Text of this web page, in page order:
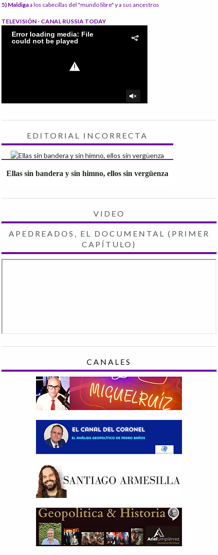
5) Maldigaa los cabecillas del "mundo libre" y a sus ancestros
TELEVISIÓN - CANAL RUSSIA TODAY
EDITORIAL INCORRECTA
Ellas sin bandera y sin himno, ellos sin vergüenza
VIDEO
APEDREADOS, EL DOCUMENTAL (PRIMER
CAPÍTULO)
CANALES